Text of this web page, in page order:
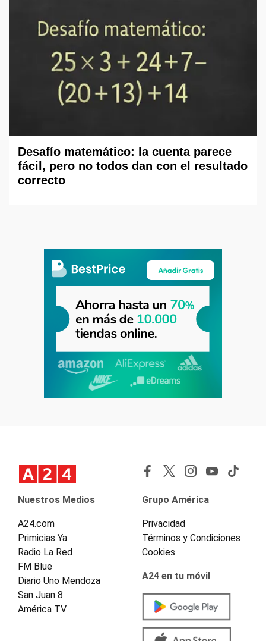
Desafío matemático: la cuenta parece
fácil, pero no todos dan con el resultado
correcto
Nuestros Medios
A24.com
Primicias Ya
Radio La Red
FM Blue
Diario Uno Mendoza
San Juan 8
América TV
Grupo América
Privacidad
Términos y Condiciones
Cookies
A24 en tu móvil